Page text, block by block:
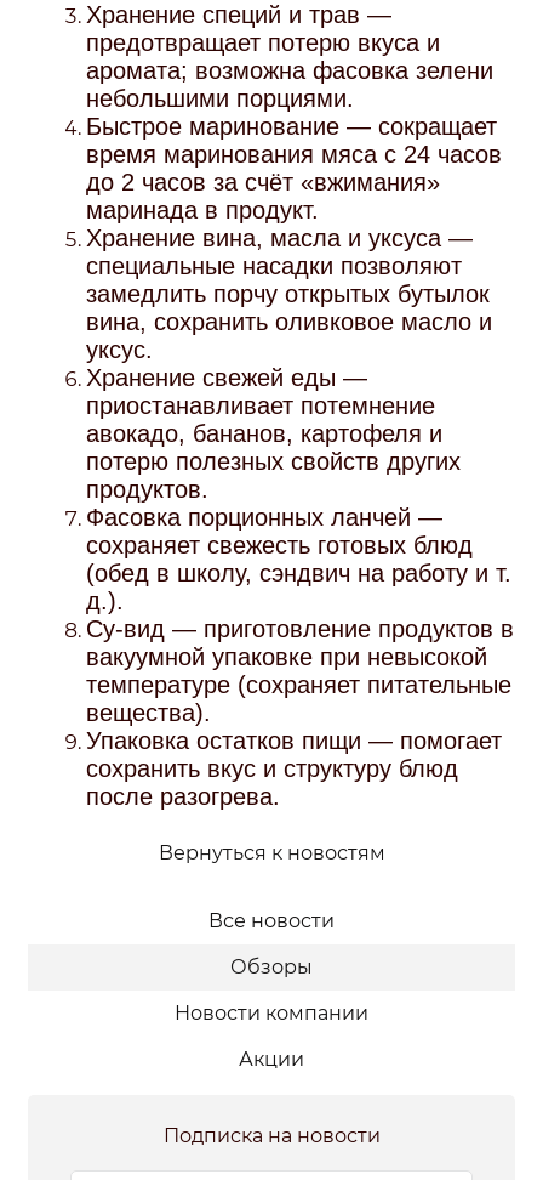
Хранение специй и трав —
предотвращает потерю вкуса и
аромата; возможна фасовка зелени
небольшими порциями.
Быстрое маринование — сокращает
время маринования мяса с 24 часов
до 2 часов за счёт «вжимания»
маринада в продукт.
Хранение вина, масла и уксуса —
специальные насадки позволяют
замедлить порчу открытых бутылок
вина, сохранить оливковое масло и
уксус.
Хранение свежей еды —
приостанавливает потемнение
авокадо, бананов, картофеля и
потерю полезных свойств других
продуктов.
Фасовка порционных ланчей —
сохраняет свежесть готовых блюд
(обед в школу, сэндвич на работу и т.
д.).
Су‑вид — приготовление продуктов в
вакуумной упаковке при невысокой
температуре (сохраняет питательные
вещества).
Упаковка остатков пищи — помогает
сохранить вкус и структуру блюд
после разогрева.
Вернуться к новостям
Все новости
Обзоры
Новости компании
Акции
Подписка на новости